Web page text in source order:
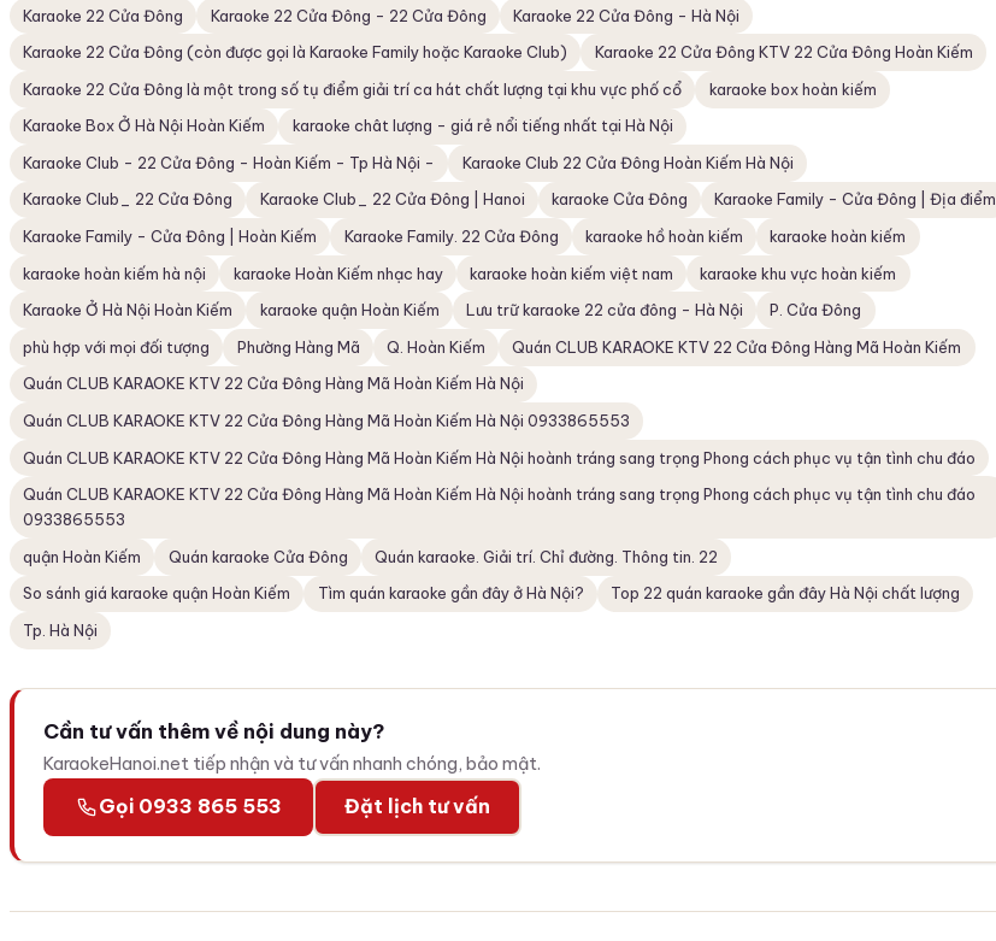
Karaoke 22 Cửa Đông
Karaoke 22 Cửa Đông - 22 Cửa Đông
Karaoke 22 Cửa Đông - Hà Nội
Karaoke 22 Cửa Đông (còn được gọi là Karaoke Family hoặc Karaoke Club)
Karaoke 22 Cửa Đông KTV 22 Cửa Đông Hoàn Kiếm
Karaoke 22 Cửa Đông là một trong số tụ điểm giải trí ca hát chất lượng tại khu vực phố cổ
karaoke box hoàn kiếm
Karaoke Box Ở Hà Nội Hoàn Kiếm
karaoke chât lượng - giá rẻ nổi tiếng nhất tại Hà Nội
Karaoke Club - 22 Cửa Đông - Hoàn Kiếm - Tp Hà Nội -
Karaoke Club 22 Cửa Đông Hoàn Kiếm Hà Nội
Karaoke Club_ 22 Cửa Đông
Karaoke Club_ 22 Cửa Đông | Hanoi karaoke Cửa Đông
Karaoke Family - Cửa Đông | Địa điểm
Karaoke Family - Cửa Đông | Hoàn Kiếm
Karaoke Family. 22 Cửa Đông karaoke hồ hoàn kiếm
karaoke hoàn kiếm
karaoke hoàn kiếm hà nội
karaoke Hoàn Kiếm nhạc hay karaoke hoàn kiếm việt nam
karaoke khu vực hoàn kiếm
Karaoke Ở Hà Nội Hoàn Kiếm
karaoke quận Hoàn Kiếm Lưu trữ karaoke 22 cửa đông - Hà Nội
P. Cửa Đông
phù hợp với mọi đối tượng
Phường Hàng Mã Q. Hoàn Kiếm
Quán CLUB KARAOKE KTV 22 Cửa Đông Hàng Mã Hoàn Kiếm
Quán CLUB KARAOKE KTV 22 Cửa Đông Hàng Mã Hoàn Kiếm Hà Nội
Quán CLUB KARAOKE KTV 22 Cửa Đông Hàng Mã Hoàn Kiếm Hà Nội 0933865553
Quán CLUB KARAOKE KTV 22 Cửa Đông Hàng Mã Hoàn Kiếm Hà Nội hoành tráng sang trọng Phong cách phục vụ tận tình chu đáo
Quán CLUB KARAOKE KTV 22 Cửa Đông Hàng Mã Hoàn Kiếm Hà Nội hoành tráng sang trọng Phong cách phục vụ tận tình chu đáo
0933865553
quận Hoàn Kiếm
Quán karaoke Cửa Đông
Quán karaoke. Giải trí. Chỉ đường. Thông tin. 22
So sánh giá karaoke quận Hoàn Kiếm
Tìm quán karaoke gần đây ở Hà Nội?
Top 22 quán karaoke gần đây Hà Nội chất lượng
Tp. Hà Nội
Cần tư vấn thêm về nội dung này?
KaraokeHanoi.net tiếp nhận và tư vấn nhanh chóng, bảo mật.
Gọi 0933 865 553 Đặt lịch tư vấn